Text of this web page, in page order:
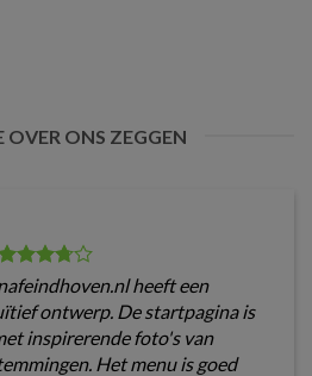
OVER ONS ZEGGEN
heeft een
ontwerp. De startpagina is
inspirerende foto's van
Het menu is goed